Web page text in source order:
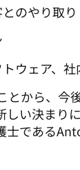
のやり取り
ウェア、社
とから、今
い決まり
士である